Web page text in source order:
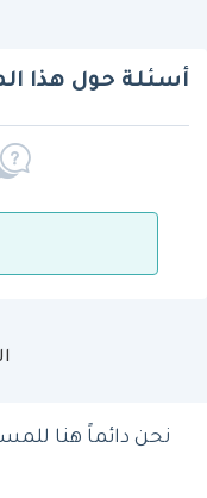
أسئلة حول هذا
نحن دائماً هنا